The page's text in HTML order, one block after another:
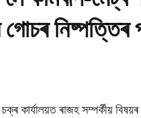
নিষ্পত্তিৰ
চক্ৰ কাৰ্যালয়ত ৰাজহ সম্পৰ্কীয়